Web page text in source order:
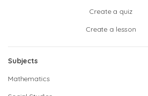
Create a quiz
Create a lesson
Subjects
Mathematics